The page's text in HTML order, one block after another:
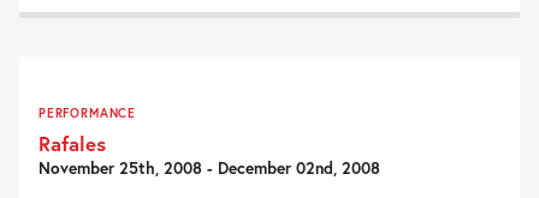
PERFORMANCE
Rafales
November 25th, 2008 - December 02nd, 2008